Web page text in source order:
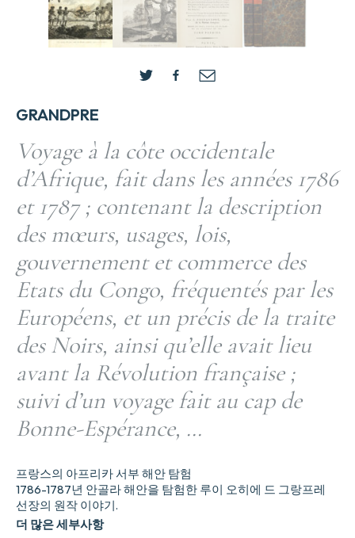
GRANDPRE
Voyage à la côte occidentale
d’Afrique, fait dans les années 1786
et 1787 ; contenant la description
des mœurs, usages, lois,
gouvernement et commerce des
Etats du Congo, fréquentés par les
Européens, et un précis de la traite
des Noirs, ainsi qu’elle avait lieu
avant la Révolution française ;
suivi d’un voyage fait au cap de
Bonne-Espérance, …
프랑스의 아프리카 서부 해안 탐험
1786-1787년 안골라 해안을 탐험한 루이 오히에 드 그랑프레
선장의 원작 이야기.
더 많은 세부사항